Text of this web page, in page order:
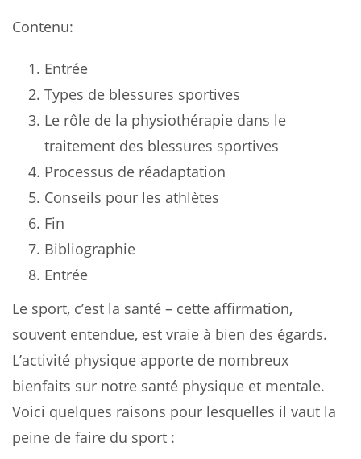
Contenu:
Entrée
Types de blessures sportives
Le rôle de la physiothérapie dans le
traitement des blessures sportives
Processus de réadaptation
Conseils pour les athlètes
Fin
Bibliographie
Entrée
Le sport, c’est la santé – cette affirmation,
souvent entendue, est vraie à bien des égards.
L’activité physique apporte de nombreux
bienfaits sur notre santé physique et mentale.
Voici quelques raisons pour lesquelles il vaut la
peine de faire du sport :